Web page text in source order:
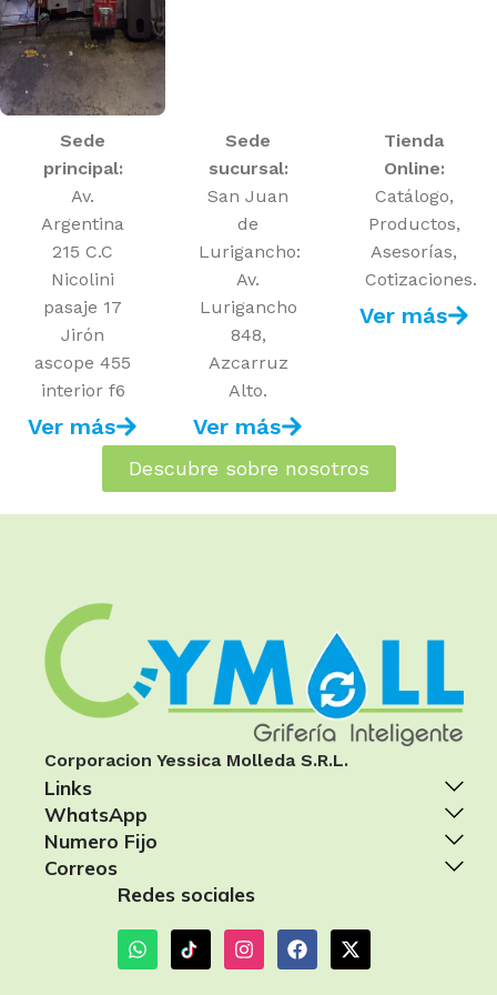
presupuesto.
Sede
principal:
Av.
Argentina
215 C.C
Nicolini
pasaje 17
Jirón
ascope 455
interior f6
Ver más
Sede
sucursal:
San Juan
de
Lurigancho:
Av.
Lurigancho
848,
Azcarruz
Alto.
Ver más
Tienda
Online:
Catálogo,
Productos,
Asesorías,
Cotizaciones.
Ver más
Descubre sobre nosotros
Corporacion Yessica Molleda S.R.L.
Links
WhatsApp
Numero Fijo
Correos
Redes sociales